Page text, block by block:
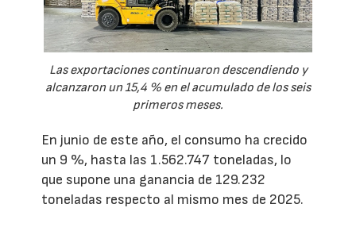
Las exportaciones continuaron descendiendo y
alcanzaron un 15,4 % en el acumulado de los seis
primeros meses.
En junio de este año, el consumo ha crecido
un 9 %, hasta las 1.562.747 toneladas, lo
que supone una ganancia de 129.232
toneladas respecto al mismo mes de 2025.